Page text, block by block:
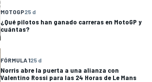
MOTOGP25 d
¿Qué pilotos han ganado carreras en MotoGP y
cuántas?
FÓRMULA 125 d
Norris abre la puerta a una alianza con
Valentino Rossi para las 24 Horas de Le Mans